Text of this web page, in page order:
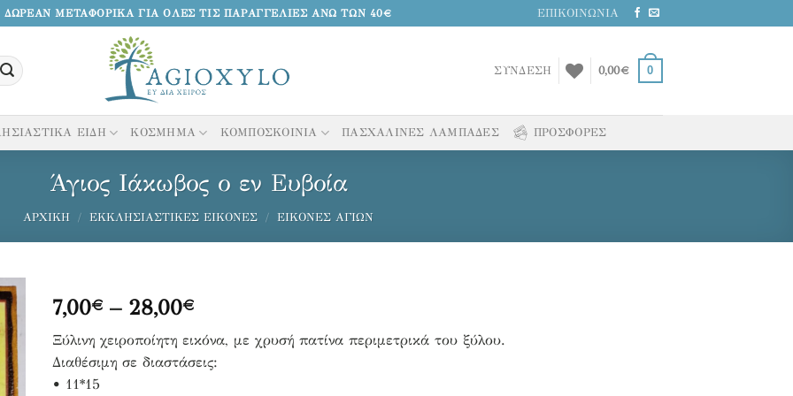
ΔΩΡΕΑΝ ΜΕΤΑΦΟΡΙΚΑ ΓΙΑ ΟΛΕΣ ΤΙΣ ΠΑΡΑΓΓΕΛΙΕΣ ΑΝΩ ΤΩΝ 40€ ΕΠΙΚΟΙΝΩΝΙΑ
ΣΥΝΔΕΣΗ 0,00€ 0
ΕΙΔΗ ΚΟΣΜΗΜΑ ΚΟΜΠΟΣΚΟΙΝΙΑ ΠΑΣΧΑΛΙΝΕΣ ΛΑΜΠΑΔΕΣ ΠΡΟΣΦΟΡΕΣ
Άγιος Ιάκωβος ο εν Ευβοία
ΑΡΧΙΚΉ / ΕΚΚΛΗΣΙΑΣΤΙΚΈΣ ΕΙΚΌΝΕΣ / ΕΙΚΌΝΕΣ ΑΓΊΩΝ
7,00€ – 28,00€Price
range:
7,00€
through
Ξύλινη χειροποίητη εικόνα, με χρυσή πατίνα περιμετρικά του ξύλου.
Διαθέσιμη σε διαστάσεις:
• 11*15